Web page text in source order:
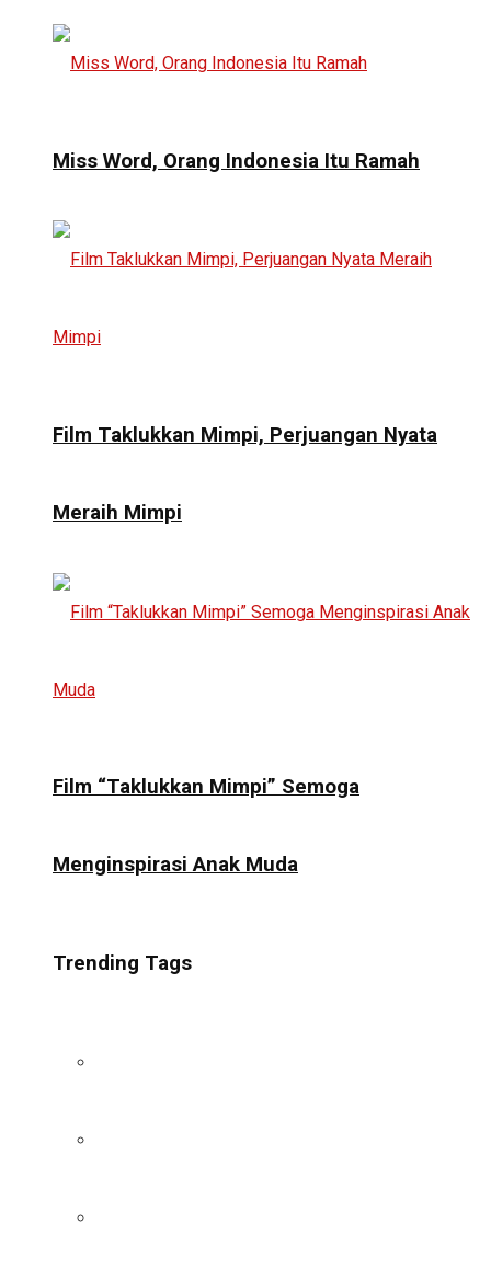
Miss Word, Orang Indonesia Itu Ramah
Film Taklukkan Mimpi, Perjuangan Nyata
Meraih Mimpi
Film “Taklukkan Mimpi” Semoga
Menginspirasi Anak Muda
Trending Tags